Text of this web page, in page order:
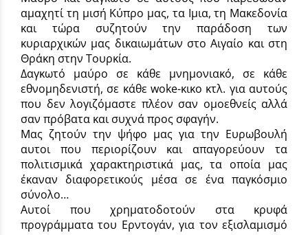
αμαχητί τη μισή Κύπρο μας, τα Ιμια, τη Μακεδονία
και τώρα συζητούν την παράδοση των
κυριαρχικών μας δικαιωμάτων στο Αιγαίο και στη
Θράκη στην Τουρκία.
Δαγκωτό μαύρο σε κάθε μνημονιακό, σε κάθε
εθνομηδενιστή, σε κάθε woke-κικο κτλ. για αυτούς
που δεν λογιζόμαστε πλέον σαν ομοεθνείς αλλά
σαν πρόβατα και συχνά προς σφαγήν.
Μας ζητούν την ψήφο μας για την Ευρωβουλή
αυτοι που περιορίζουν και απαγορεύουν τα
πολιτισμικά χαρακτηριστικά μας, τα οποία μας
έκαναν διαφορετικούς μέσα σε ένα παγκόσμιο
σύνολο…
Αυτοί που χρηματοδοτούν στα κρυφά
προγράμματα του Ερντογάν, για τον εξισλαμισμό